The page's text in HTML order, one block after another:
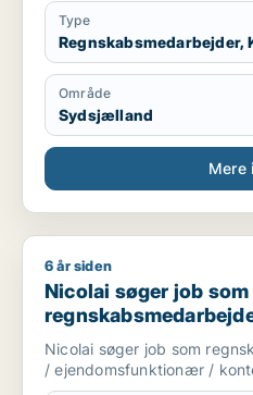
Type
Regnskabsmedarbejder,
Område
Sydsjælland
Mere
Nicolai søger job som
6 år siden
Nicolai søger job som
ejendomsfunktionær
Nicolai søger job som
/ ejendomsfunktionær /